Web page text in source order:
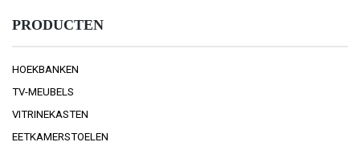
PRODUCTEN
HOEKBANKEN
TV-MEUBELS
VITRINEKASTEN
EETKAMERSTOELEN